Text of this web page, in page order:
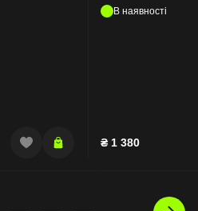
В наявності
₴ 1 380